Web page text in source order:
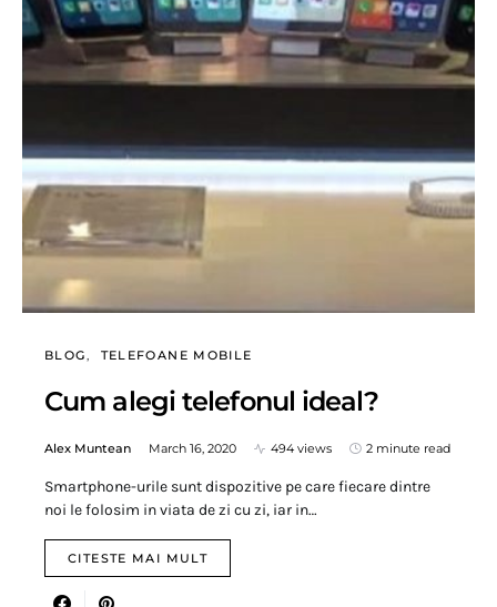
BLOG TELEFOANE MOBILE
Cum alegi telefonul ideal?
Alex Muntean March 16, 2020 494 views 2 minute read
Smartphone-urile sunt dispozitive pe care fiecare dintre
noi le folosim in viata de zi cu zi, iar in…
CITESTE MAI MULT